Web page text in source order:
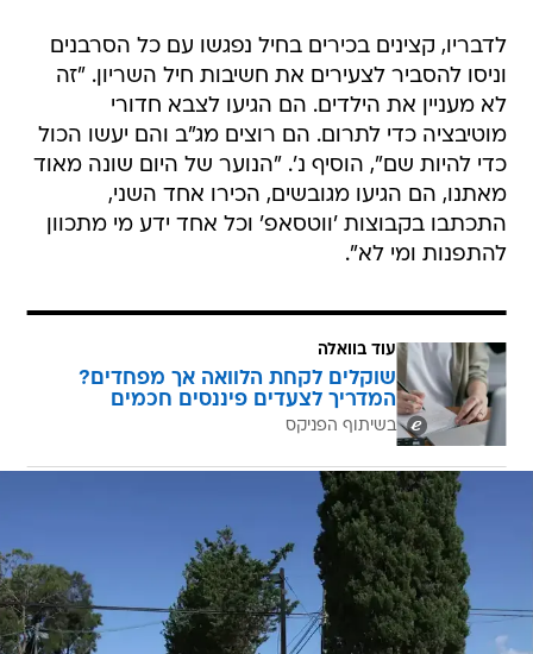
לדבריו, קצינים בכירים בחיל נפגשו עם כל הסרבנים
וניסו להסביר לצעירים את חשיבות חיל השריון. "זה
לא מעניין את הילדים. הם הגיעו לצבא חדורי
מוטיבציה כדי לתרום. הם רוצים מג"ב והם יעשו הכול
כדי להיות שם", הוסיף נ'. "הנוער של היום שונה מאוד
מאתנו, הם הגיעו מגובשים, הכירו אחד השני,
התכתבו בקבוצות 'ווטסאפ' וכל אחד ידע מי מתכוון
להתפנות ומי לא".
עוד בוואלה
שוקלים לקחת הלוואה אך מפחדים?
המדריך לצעדים פיננסים חכמים
בשיתוף הפניקס